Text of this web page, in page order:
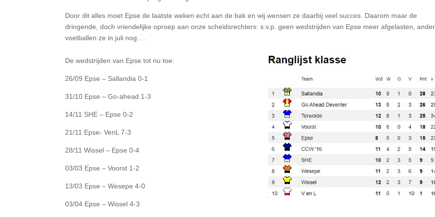
Door dit alles moet Epse de laatste weken echt aan de bak en wij wensen ze daarbij veel succes. Daarom maar de
dringende, doch vriendelijke oproep aan onze scheidsrechters: s.v.p. geen wedstrijden van Epse meer afgelasten,
voetballen ze in juli nog….
De wedstrijden van Epse tot nu toe:
26/09 Epse – Sallandia 0-1
31/10 Epse – Go-ahead 1-3
14/11 SHE – Epse 0-2
21/11 Epse- VenL 7-3
28/11 Wissel – Epse 0-4
03/03 Epse – Voorst 1-2
13/03 Epse – Wesepe 4-0
03/04 Epse – Wissel 4-3